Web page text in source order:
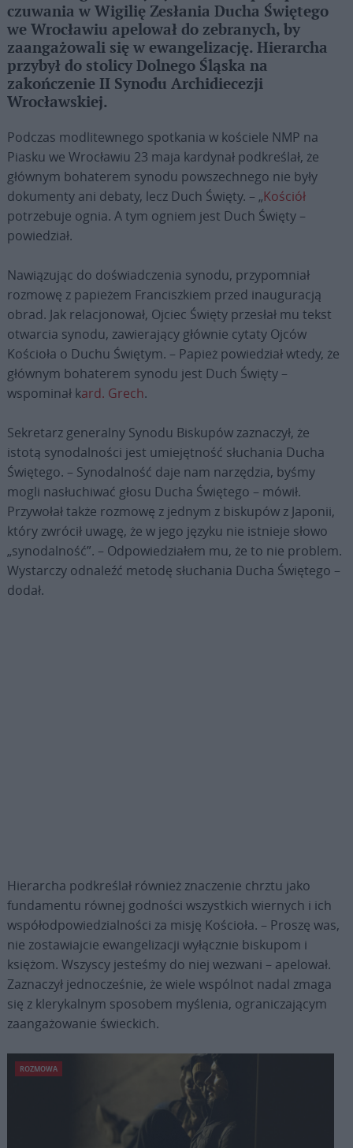
czuwania w Wigilię Zesłania Ducha Świętego
we Wrocławiu apelował do zebranych, by
zaangażowali się w ewangelizację. Hierarcha
przybył do stolicy Dolnego Śląska na
zakończenie II Synodu Archidiecezji
Wrocławskiej.
Podczas modlitewnego spotkania w kościele NMP na
Piasku we Wrocławiu 23 maja kardynał podkreślał, że
głównym bohaterem synodu powszechnego nie były
dokumenty ani debaty, lecz Duch Święty. – „Kościół
potrzebuje ognia. A tym ogniem jest Duch Święty –
powiedział.
Nawiązując do doświadczenia synodu, przypomniał
rozmowę z papieżem Franciszkiem przed inauguracją
obrad. Jak relacjonował, Ojciec Święty przesłał mu tekst
otwarcia synodu, zawierający głównie cytaty Ojców
Kościoła o Duchu Świętym. – Papież powiedział wtedy, że
głównym bohaterem synodu jest Duch Święty –
wspominał kard. Grech.
Sekretarz generalny Synodu Biskupów zaznaczył, że
istotą synodalności jest umiejętność słuchania Ducha
Świętego. – Synodalność daje nam narzędzia, byśmy
mogli nasłuchiwać głosu Ducha Świętego – mówił.
Przywołał także rozmowę z jednym z biskupów z Japonii,
który zwrócił uwagę, że w jego języku nie istnieje słowo
„synodalność”. – Odpowiedziałem mu, że to nie problem.
Wystarczy odnaleźć metodę słuchania Ducha Świętego –
dodał.
Hierarcha podkreślał również znaczenie chrztu jako
fundamentu równej godności wszystkich wiernych i ich
współodpowiedzialności za misję Kościoła. – Proszę was,
nie zostawiajcie ewangelizacji wyłącznie biskupom i
księżom. Wszyscy jesteśmy do niej wezwani – apelował.
Zaznaczył jednocześnie, że wiele wspólnot nadal zmaga
się z klerykalnym sposobem myślenia, ograniczającym
zaangażowanie świeckich.
ROZMOWA